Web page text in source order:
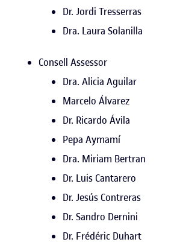
Dr. Jordi Tresserras
Dra. Laura Solanilla
Consell Assessor
Dra. Alicia Aguilar
Marcelo Álvarez
Dr. Ricardo Ávila
Pepa Aymamí
Dra. Miriam Bertran
Dr. Luis Cantarero
Dr. Jesús Contreras
Dr. Sandro Dernini
Dr. Frédéric Duhart